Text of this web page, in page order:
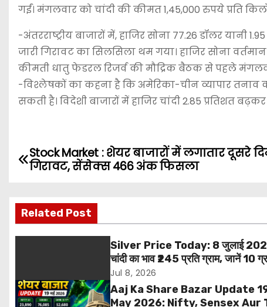
गईं। मंगलवार को चांदी की कीमत 1,45,000 रुपये प्रति
-अंतरराष्ट्रीय बाजारों में, हाजिर सोना 77.26 डॉलर यानी
जारी गिरावट का सिलसिला थम गया। हाजिर सोना
कीमती धातु फेडरल रिजर्व की मौद्रिक बैठक से पहले
-विश्लेषकों का कहना है कि अमेरिका-चीन व्यापार
सकती है। विदेशी बाजारों में हाजिर चांदी 2.85 प्रतिशत
P
s
t
a
Stock Market : शेयर बाजारों में लगातार दूसरे
गिरावट, सेंसेक्स 466 अंक फिसला
Related Post
Silver Price Today: 8 जुलाई
चांदी का भाव ₹245 प्रति ग्राम, जानें 10
और 1 किलो सिल्वर की नई कीमत
Jul 8, 2026
Aaj Ka Share Bazar Update
May 2026: Nifty, Sensex Aur